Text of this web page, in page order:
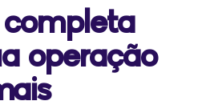
completa
operação